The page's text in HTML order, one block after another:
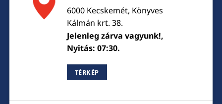
6000 Kecskemét, Könyves
Kálmán krt. 38.
Jelenleg zárva vagyunk!,
Nyitás: 07:30.
TÉRKÉP